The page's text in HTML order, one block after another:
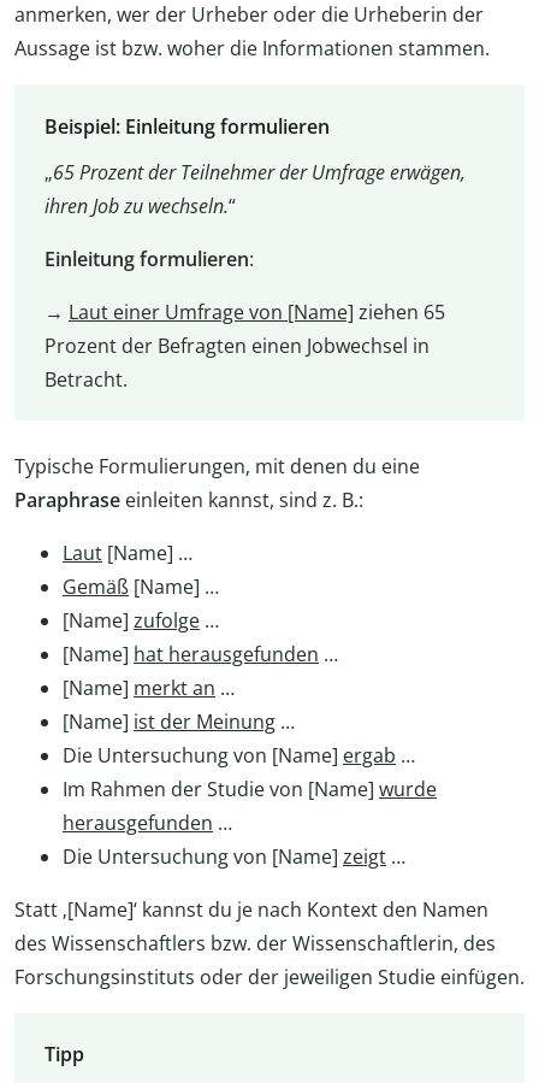
anmerken, wer der Urheber oder die Urheberin der
Aussage ist bzw. woher die Informationen stammen.
Beispiel: Einleitung formulieren
„65 Prozent der Teilnehmer der Umfrage erwägen,
ihren Job zu wechseln.“
Einleitung formulieren:
→ Laut einer Umfrage von [Name] ziehen 65
Prozent der Befragten einen Jobwechsel in
Betracht.
Typische Formulierungen, mit denen du eine
Paraphrase einleiten kannst, sind z. B.:
Laut [Name] …
Gemäß [Name] …
[Name] zufolge …
[Name] hat herausgefunden …
[Name] merkt an …
[Name] ist der Meinung …
Die Untersuchung von [Name] ergab …
Im Rahmen der Studie von [Name] wurde
herausgefunden …
Die Untersuchung von [Name] zeigt …
Statt ‚[Name]‘ kannst du je nach Kontext den Namen
des Wissenschaftlers bzw. der Wissenschaftlerin, des
Forschungsinstituts oder der jeweiligen Studie einfügen.
Tipp